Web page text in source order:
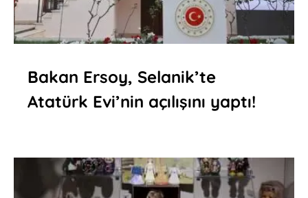
Bakan Ersoy, Selanik’te
Atatürk Evi’nin açılışını yaptı!